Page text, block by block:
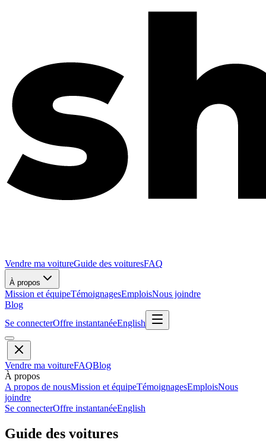
Vendre ma voitureGuide des voituresFAQ
À propos
Mission et équipeTémoignagesEmploisNous joindre
Blog
Se connecterOffre instantanéeEnglish
Vendre ma voitureFAQBlog
À propos
A propos de nousMission et équipeTémoignagesEmploisNous
joindre
Se connecterOffre instantanéeEnglish
Guide des voitures